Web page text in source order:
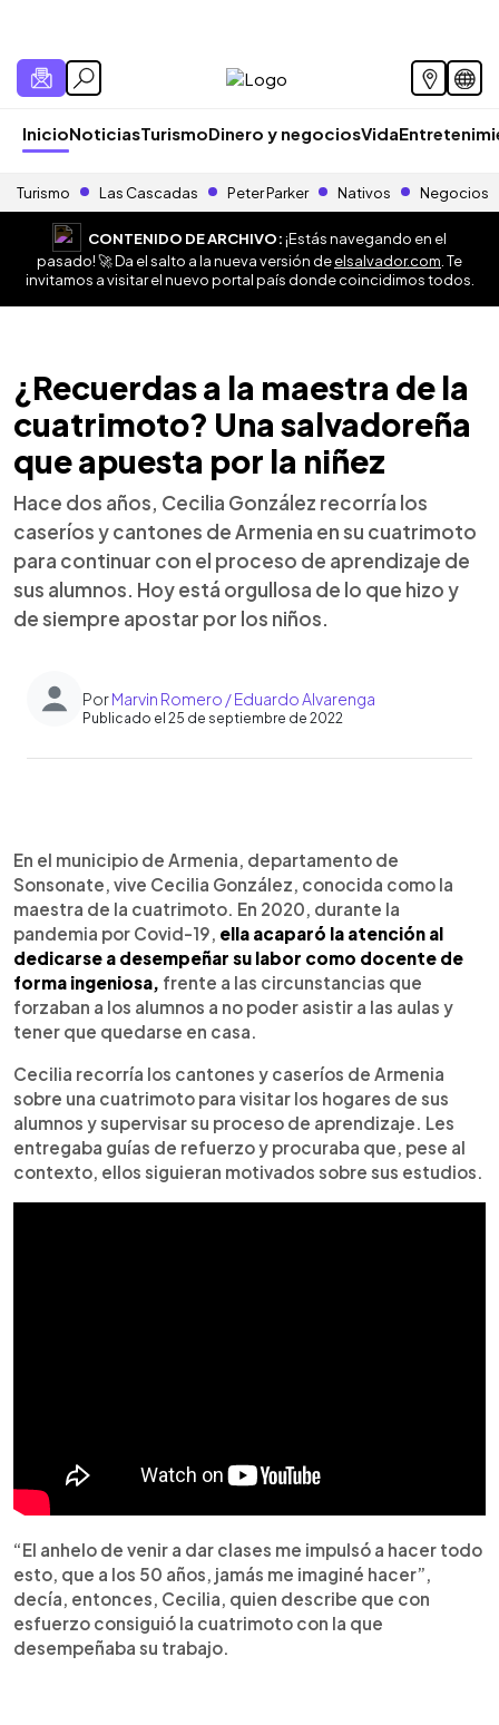
InicioNoticiasTurismoDinero y negociosVida
Turismo Las Cascadas Peter Parker Nativos Negocios
CONTENIDO DE ARCHIVO:¡Estás navegando en el
pasado! 🚀 Da el salto a la nueva versión deelsalvador.com . Te
invitamos a visitar el nuevo portal país donde coincidimos todos.
¿Recuerdas a la maestra de la
cuatrimoto? Una salvadoreña
que apuesta por la niñez
Hace dos años, Cecilia González recorría los
caseríos y cantones de Armenia en su cuatrimoto
para continuar con el proceso de aprendizaje de
sus alumnos. Hoy está orgullosa de lo que hizo y
de siempre apostar por los niños.
PorMarvin Romero / Eduardo Alvarenga
Publicado el 25 de septiembre de 2022
Escuchar artículo
En el municipio de Armenia, departamento de
Sonsonate, vive Cecilia González, conocida como la
maestra de la cuatrimoto. En 2020, durante la
pandemia por Covid-19, ella acaparó la atención al
dedicarse a desempeñar su labor como docente de
forma ingeniosa, frente a las circunstancias que
forzaban a los alumnos a no poder asistir a las aulas y
tener que quedarse en casa.
Cecilia recorría los cantones y caseríos de Armenia
sobre una cuatrimoto para visitar los hogares de sus
alumnos y supervisar su proceso de aprendizaje. Les
entregaba guías de refuerzo y procuraba que, pese al
contexto, ellos siguieran motivados sobre sus estudios.
“El anhelo de venir a dar clases me impulsó a hacer todo
esto, que a los 50 años, jamás me imaginé hacer”,
decía, entonces, Cecilia, quien describe que con
esfuerzo consiguió la cuatrimoto con la que
desempeñaba su trabajo.